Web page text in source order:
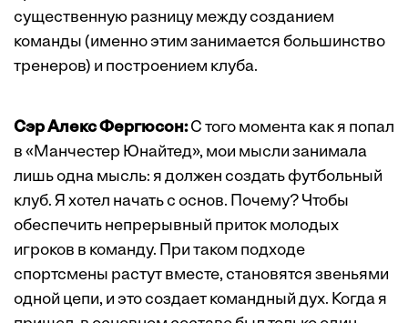
существенную разницу между созданием
команды (именно этим занимается большинство
тренеров) и построением клуба.
Сэр Алекс Фергюсон:С того момента как я попал
в «Манчестер Юнайтед», мои мысли занимала
лишь одна мысль: я должен создать футбольный
клуб. Я хотел начать с основ. Почему? Чтобы
обеспечить непрерывный приток молодых
игроков в команду. При таком подходе
спортсмены растут вместе, становятся звеньями
одной цепи, и это создает командный дух. Когда я